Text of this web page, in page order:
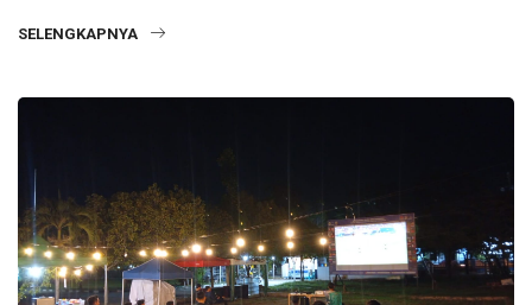
SELENGKAPNYA